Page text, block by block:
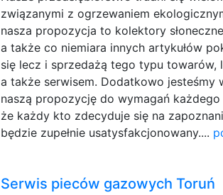
związanymi z ogrzewaniem
nasza propozycja to kolektory
a także co niemiara innych artykułów
się lecz i sprzedażą tego typu towarów,
a także serwisem. Dodatkowo jesteśmy
naszą propozycję do wymagań każdego
że każdy kto zdecyduje się na
będzie zupełnie usatysfakcjonowany....
Serwis pieców gazowych Toruń